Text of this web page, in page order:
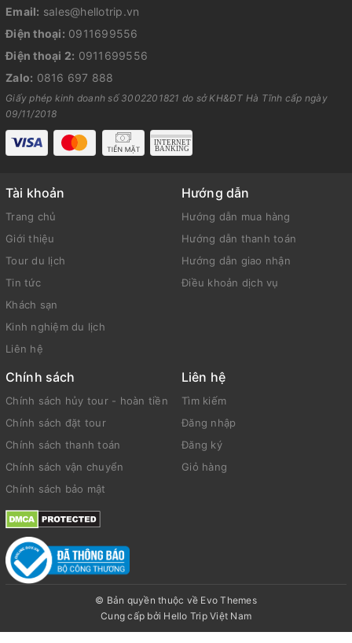
Email: sales@hellotrip.vn
Điện thoại: 0911699556
Điện thoại 2: 0911699556
Zalo: 0816 697 888
Giấy phép kinh doanh số 3002201821 do sở KH&ĐT Hà Tĩnh cấp ngày
09/11/2018
Tài khoản
Trang chủ
Giới thiệu
Tour du lịch
Tin tức
Khách sạn
Kinh nghiệm du lịch
Liên hệ
Hướng dẫn
Hướng dẫn mua hàng
Hướng dẫn thanh toán
Hướng dẫn giao nhận
Điều khoản dịch vụ
Chính sách
Chính sách hủy tour - hoàn tiền
Chính sách đặt tour
Chính sách thanh toán
Chính sách vận chuyển
Chính sách bảo mật
Liên hệ
Tìm kiếm
Đăng nhập
Đăng ký
Giỏ hàng
© Bản quyền thuộc về Evo Themes
Cung cấp bởi Hello Trip Việt Nam